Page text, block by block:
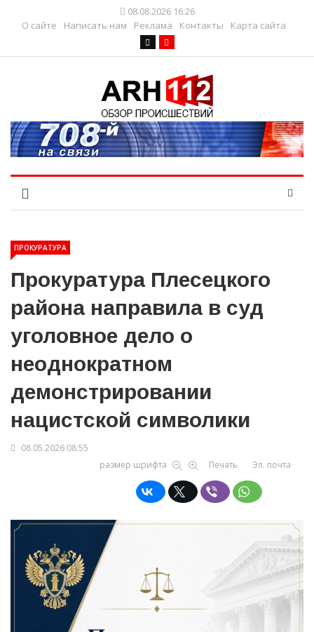
08.08.2026 16:26
О сайте
Написать нам Реклама Контакты Карта сайта
ПРОКУРАТУРА
Прокуратура Плесецкого
района направила в суд
уголовное дело о
неоднократном
демонстрировании
нацистской символики
08.05.2026 08:55
размер шрифта
Печать Эл. почта